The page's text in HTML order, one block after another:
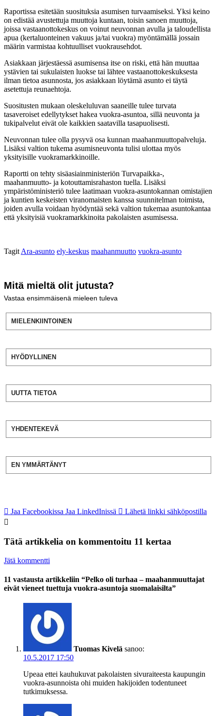
Raportissa esitetään suosituksia asumisen turvaamiseksi. Yksi keino
on edistää avustettuja muuttoja kuntaan, toisin sanoen muuttoja,
joissa vastaanottokeskus on voinut neuvonnan avulla ja taloudellista
apua (kertaluonteinen vakuus ja/tai vuokra) myöntämällä jossain
määrin varmistaa kohtuulliset vuokrausehdot.
Asiakkaan järjestäessä asumisensa itse on riski, että hän muuttaa
ystävien tai sukulaisten luokse tai lähtee vastaanottokeskuksesta
ilman tietoa asunnosta, jos asiakkaan löytämä asunto ei täytä
asetettuja reunaehtoja.
Suositusten mukaan oleskeluluvan saaneille tulee turvata
tasaveroiset edellytykset hakea vuokra-asuntoa, sillä neuvonta ja
tukipalvelut eivät ole kaikkien saatavilla tasapuolisesti.
Neuvonnan tulee olla pysyvä osa kunnan maahanmuuttopalveluja.
Lisäksi valtion tukema asumisneuvonta tulisi ulottaa myös
yksityisille vuokramarkkinoille.
Raportti on tehty sisäasiainministeriön Turvapaikka-,
maahanmuutto- ja kotouttamisrahaston tuella. Lisäksi
ympäristöministeriö tulee laatimaan vuokra-asuntokannan omistajien
ja kuntien keskeisten viranomaisten kanssa suunnitelman toimista,
joiden avulla voidaan hyödyntää sekä valtion tukemaa asuntokantaa
että yksityisiä vuokramarkkinoita pakolaisten asumisessa.
Tagit Ara-asunto ely-keskus maahanmuutto vuokra-asunto
Mitä mieltä olit jutusta?
Vastaa ensimmäisenä mieleen tuleva
MIELENKIINTOINEN
HYÖDYLLINEN
UUTTA TIETOA
YHDENTEKEVÄ
EN YMMÄRTÄNYT
Jaa Facebookissa Jaa LinkedInissä Lähetä linkki sähköpostilla
Tätä artikkelia on kommentoitu 11 kertaa
Jätä kommentti
11 vastausta artikkeliin “Pelko oli turhaa – maahanmuuttajat
eivät vieneet tuettuja vuokra-asuntoja suomalaisilta”
Tuomas Kivelä sanoo:
10.5.2017 17:50
Upeaa ettei kauhukuvat pakolaisten sivuraiteesta kaupungin
vuokra-asunnoista ohi muiden hakijoiden todentuneet
tutkimuksessa.